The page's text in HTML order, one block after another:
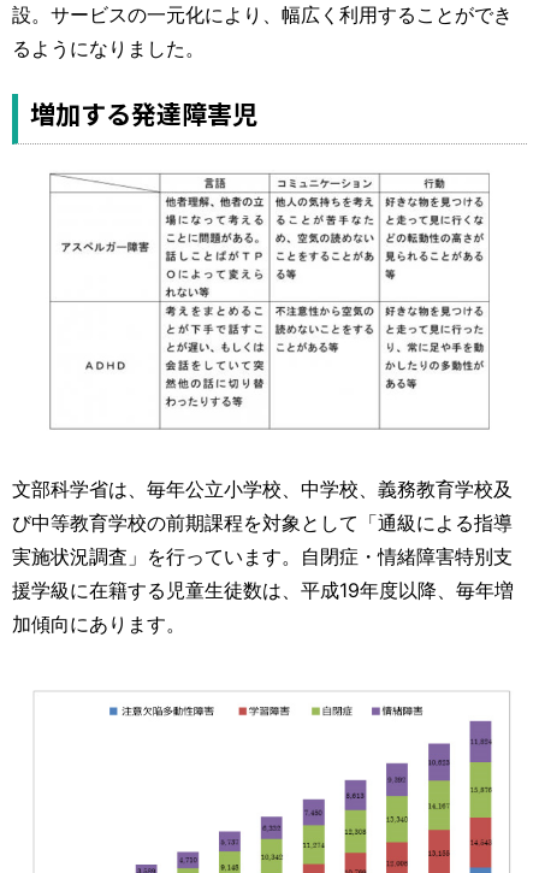
設。サービスの一元化により、幅広く利用することができ
るようになりました。
増加する発達障害児
文部科学省は、毎年公立小学校、中学校、義務教育学校及
び中等教育学校の前期課程を対象として「通級による指導
実施状況調査」を行っています。自閉症・情緒障害特別支
援学級に在籍する児童生徒数は、平成19年度以降、毎年増
加傾向にあります。